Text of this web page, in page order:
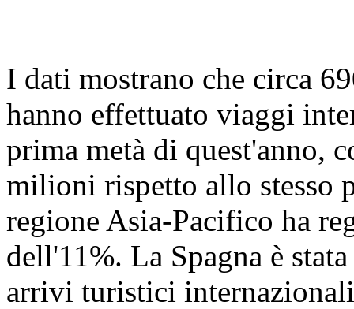
I dati mostrano che circa
hanno effettuato viaggi
prima metà di quest'anno,
milioni rispetto allo stesso
regione Asia-Pacifico ha
dell'11%. La Spagna è
arrivi turistici